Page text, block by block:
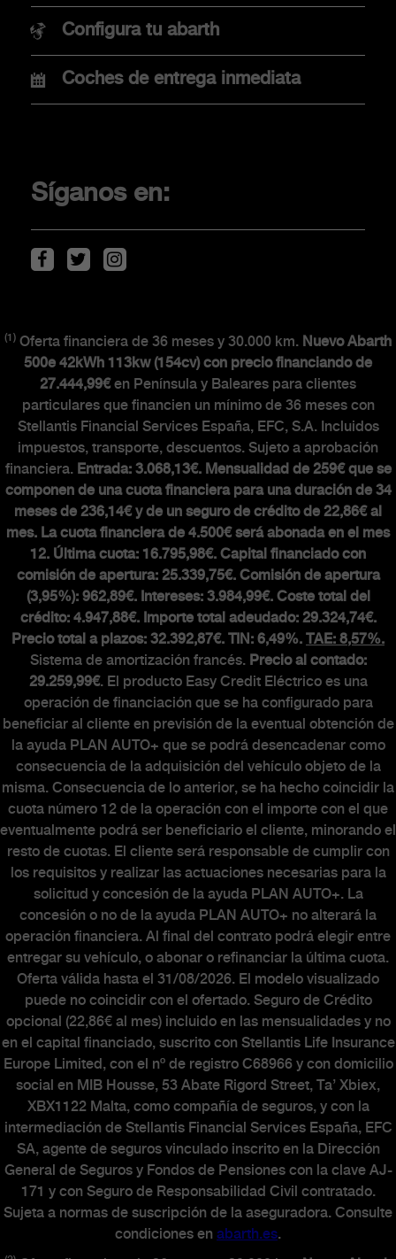
Nuevo Abarth 500e
COMPRA
Financiación
Localiza tu concesionario
Descarga de Catálogos
CLIENTES
The Scorpionship
Asistencia y recambios
Accesorios
MUNDO ABARTH
Abarth Classiche
Configura tu abarth
Coches de entrega inmediata
Síganos en:
(1) Oferta financiera de 36 meses y 30.000 km. Nuevo Abarth
500e 42kWh 113kw (154cv) con precio financiando de
27.444,99€en Península y Baleares para clientes
particulares que financien un mínimo de 36 meses con
Stellantis Financial Services España, EFC, S.A. Incluidos
impuestos, transporte, descuentos. Sujeto a aprobación
financiera. Entrada: 3.068,13€. Mensualidad de 259€ que se
componen de una cuota financiera para una duración de 34
meses de 236,14€ y de un seguro de crédito de 22,86€ al
mes. La cuota financiera de 4.500€ será abonada en el mes
12. Última cuota: 16.795,98€. Capital financiado con
comisión de apertura: 25.339,75€. Comisión de apertura
(3,95%): 962,89€. Intereses: 3.984,99€. Coste total del
crédito: 4.947,88€. Importe total adeudado: 29.324,74€.
Precio total a plazos: 32.392,87€. TIN: 6,49%. TAE: 8,57%.
Sistema de amortización francés. Precio al contado:
29.259,99€. El producto Easy Credit Eléctrico es una
operación de financiación que se ha configurado para
beneficiar al cliente en previsión de la eventual obtención de
la ayuda PLAN AUTO+ que se podrá desencadenar como
consecuencia de la adquisición del vehículo objeto de la
misma. Consecuencia de lo anterior, se ha hecho coincidir la
cuota número 12 de la operación con el importe con el que
eventualmente podrá ser beneficiario el cliente, minorando el
resto de cuotas. El cliente será responsable de cumplir con
los requisitos y realizar las actuaciones necesarias para la
solicitud y concesión de la ayuda PLAN AUTO+. La
concesión o no de la ayuda PLAN AUTO+ no alterará la
operación financiera. Al final del contrato podrá elegir entre
entregar su vehículo, o abonar o refinanciar la última cuota.
Oferta válida hasta el 31/08/2026. El modelo visualizado
puede no coincidir con el ofertado. Seguro de Crédito
opcional (22,86€ al mes) incluido en las mensualidades y no
en el capital financiado, suscrito con Stellantis Life Insurance
Europe Limited, con el nº de registro C68966 y con domicilio
social en MIB Housse, 53 Abate Rigord Street, Ta’ Xbiex,
XBX1122 Malta, como compañía de seguros, y con la
intermediación de Stellantis Financial Services España, EFC
SA, agente de seguros vinculado inscrito en la Dirección
General de Seguros y Fondos de Pensiones con la clave AJ-
171 y con Seguro de Responsabilidad Civil contratado.
Sujeta a normas de suscripción de la aseguradora. Consulte
condiciones en abarth.es.